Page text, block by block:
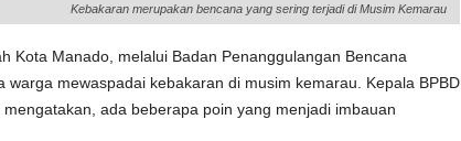
Kebakaran merupakan bencana yang sering terjadi di Musim Kemarau
Kota Manado, melalui Badan Penanggulangan Bencana
warga mewaspadai kebakaran di musim kemarau. Kepala BPBD
ada beberapa poin yang menjadi imbauan